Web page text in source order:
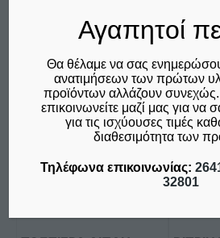
παραλλαγές.
επιλογές
μπορούν
Αγαπητοί
Θα θέλαμε να σας
ανατιμήσεων των πρώτων
προϊόντων αλλάζουν
επικοινωνείτε μαζί μας για
για τις ισχύουσες τιμές
διαθεσιμότητα των
Τηλέφωνα επικοινωνίας:
32801